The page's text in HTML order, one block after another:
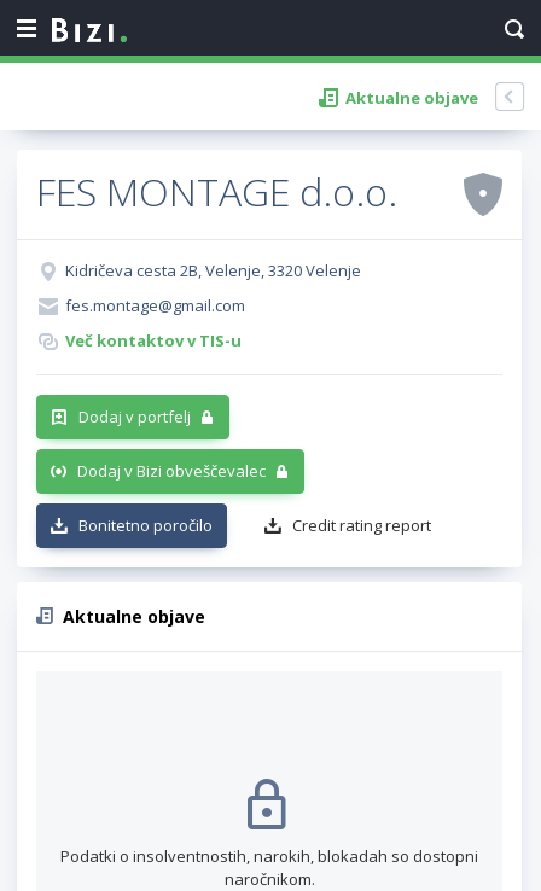
Aktualne objave
FES MONTAGE d.o.o.
Kidričeva cesta 2B, Velenje, 3320 Velenje
fes.montage@gmail.com
Več kontaktov v TIS-u
Dodaj v portfelj
Dodaj v Bizi obveščevalec
Bonitetno poročilo Credit rating report
Aktualne objave
Podatki o insolventnostih, narokih, blokadah so dostopni
naročnikom.